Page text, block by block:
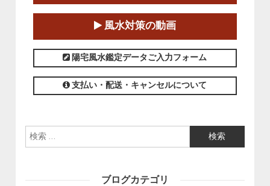
柱推命学）講座」
2025-01-11～2025-05-11
この講座の募集は終了しました。
風水対策の動画
陽宅風水鑑定データご入力フォーム
支払い・配送・キャンセルについて
検索:
ブログカテゴリ